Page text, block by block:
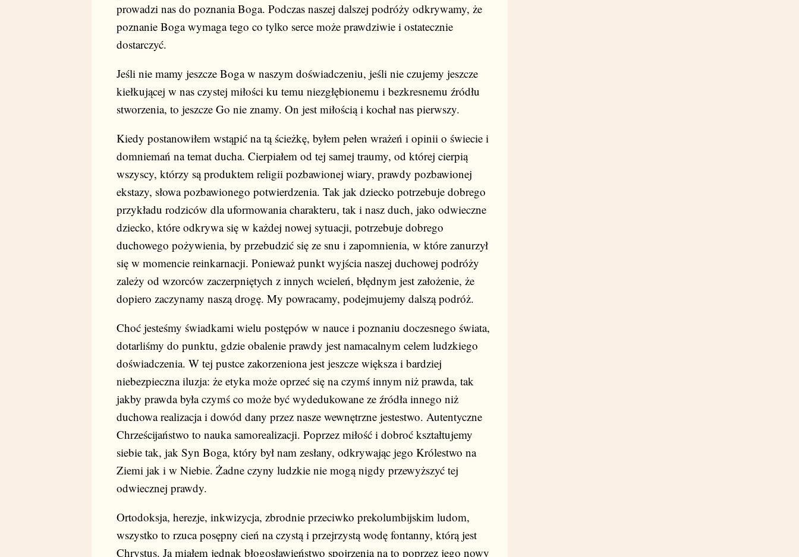
prowadzi nas do poznania Boga. Podczas naszej dalszej podróży odkrywamy, że
poznanie Boga wymaga tego co tylko serce może prawdziwie i ostatecznie
dostarczyć.
Jeśli nie mamy jeszcze Boga w naszym doświadczeniu, jeśli nie czujemy jeszcze
kiełkującej w nas czystej miłości ku temu niezgłębionemu i bezkresnemu źródłu
stworzenia, to jeszcze Go nie znamy. On jest miłością i kochał nas pierwszy.
Kiedy postanowiłem wstąpić na tą ścieżkę, byłem pełen wrażeń i opinii o świecie i
domniemań na temat ducha. Cierpiałem od tej samej traumy, od której cierpią
wszyscy, którzy są produktem religii pozbawionej wiary, prawdy pozbawionej
ekstazy, słowa pozbawionego potwierdzenia. Tak jak dziecko potrzebuje dobrego
przykładu rodziców dla uformowania charakteru, tak i nasz duch, jako odwieczne
dziecko, które odkrywa się w każdej nowej sytuacji, potrzebuje dobrego
duchowego pożywienia, by przebudzić się ze snu i zapomnienia, w które zanurzył
się w momencie reinkarnacji. Ponieważ punkt wyjścia naszej duchowej podróży
zależy od wzorców zaczerpniętych z innych wcieleń, błędnym jest założenie, że
dopiero zaczynamy naszą drogę. My powracamy, podejmujemy dalszą podróż.
Choć jesteśmy świadkami wielu postępów w nauce i poznaniu doczesnego świata,
dotarliśmy do punktu, gdzie obalenie prawdy jest namacalnym celem ludzkiego
doświadczenia. W tej pustce zakorzeniona jest jeszcze większa i bardziej
niebezpieczna iluzja: że etyka może oprzeć się na czymś innym niż prawda, tak
jakby prawda była czymś co może być wydedukowane ze źródła innego niż
duchowa realizacja i dowód dany przez nasze wewnętrzne jestestwo. Autentyczne
Chrześcijaństwo to nauka samorealizacji. Poprzez miłość i dobroć kształtujemy
siebie tak, jak Syn Boga, który był nam zesłany, odkrywając jego Królestwo na
Ziemi jak i w Niebie. Żadne czyny ludzkie nie mogą nigdy przewyższyć tej
odwiecznej prawdy.
Ortodoksja, herezje, inkwizycja, zbrodnie przeciwko prekolumbijskim ludom,
wszystko to rzuca posępny cień na czystą i przejrzystą wodę fontanny, którą jest
Chrystus. Ja miałem jednak błogosławieństwo spojrzenia na to poprzez jego nowy